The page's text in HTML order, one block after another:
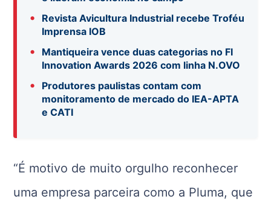
•
Revista Avicultura Industrial recebe Troféu
Imprensa IOB
•
Mantiqueira vence duas categorias no FI
Innovation Awards 2026 com linha N.OVO
•
Produtores paulistas contam com
monitoramento de mercado do IEA-APTA
e CATI
“É motivo de muito orgulho reconhecer
uma empresa parceira como a Pluma, que